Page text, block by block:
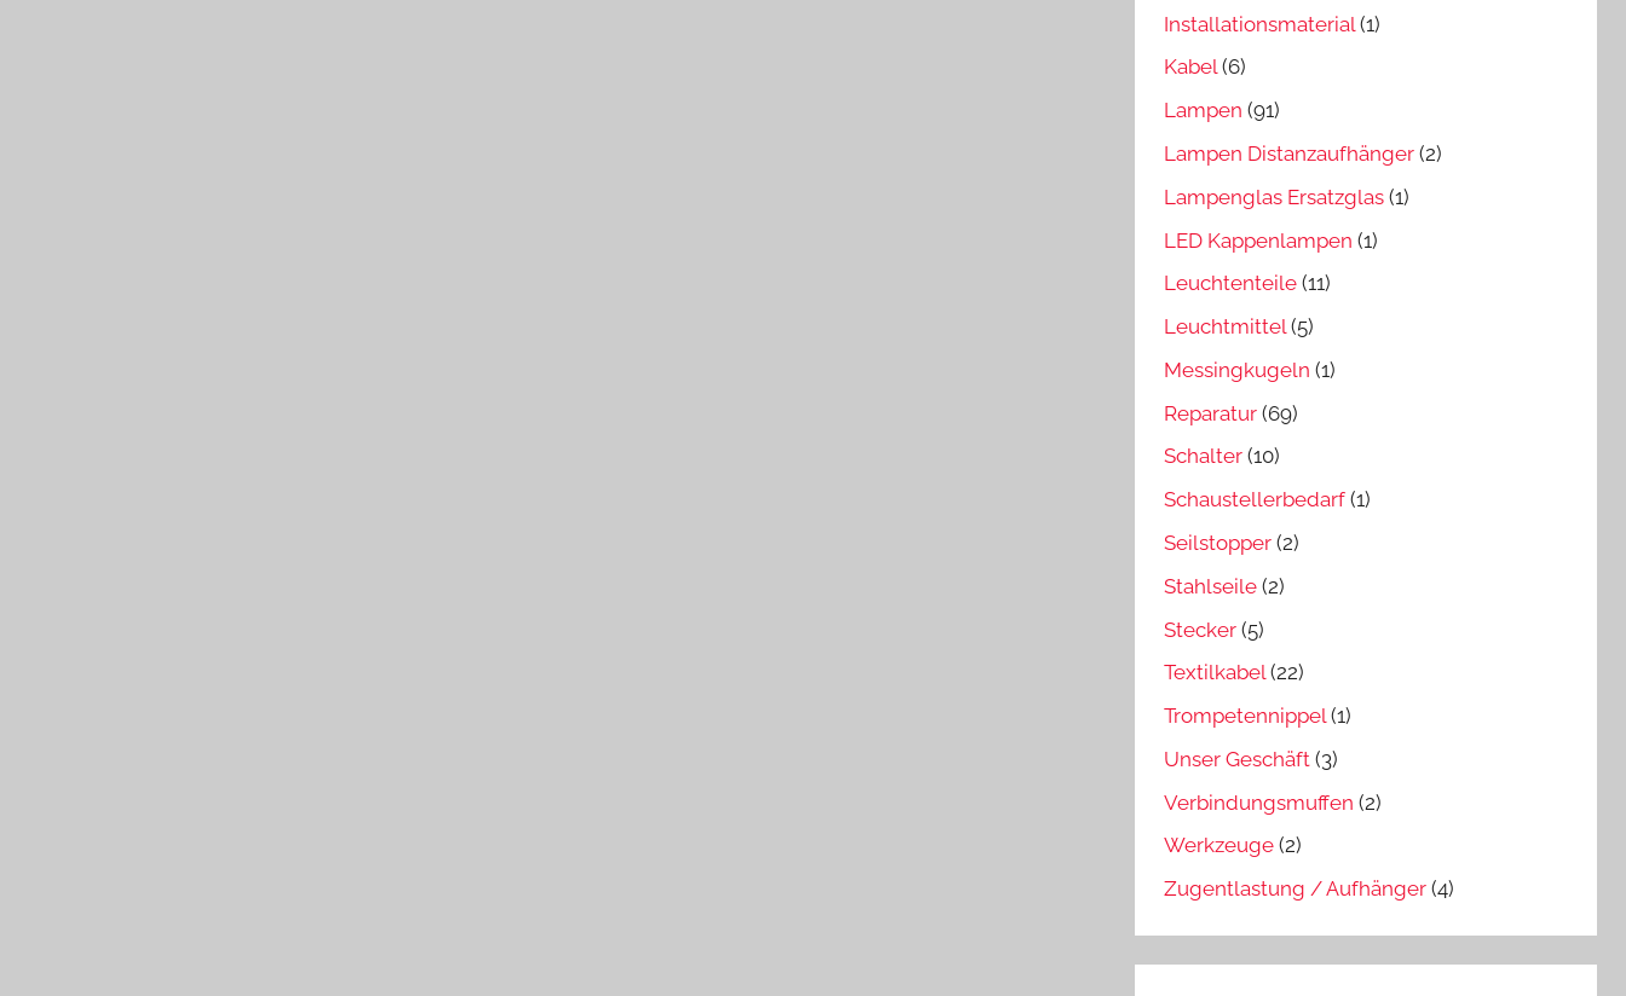
Installationsmaterial (1)
Kabel(6)
Lampen (91)
Lampen Distanzaufhänger (2)
Lampenglas Ersatzglas (1)
LED Kappenlampen (1)
Leuchtenteile (11)
Leuchtmittel(5)
Messingkugeln (1)
Reparatur (69)
Schalter (10)
Schaustellerbedarf (1)
Seilstopper (2)
Stahlseile (2)
Stecker (5)
Textilkabel(22)
Trompetennippel(1)
Unser Geschäft (3)
Verbindungsmuffen (2)
Werkzeuge (2)
Zugentlastung / Aufhänger (4)